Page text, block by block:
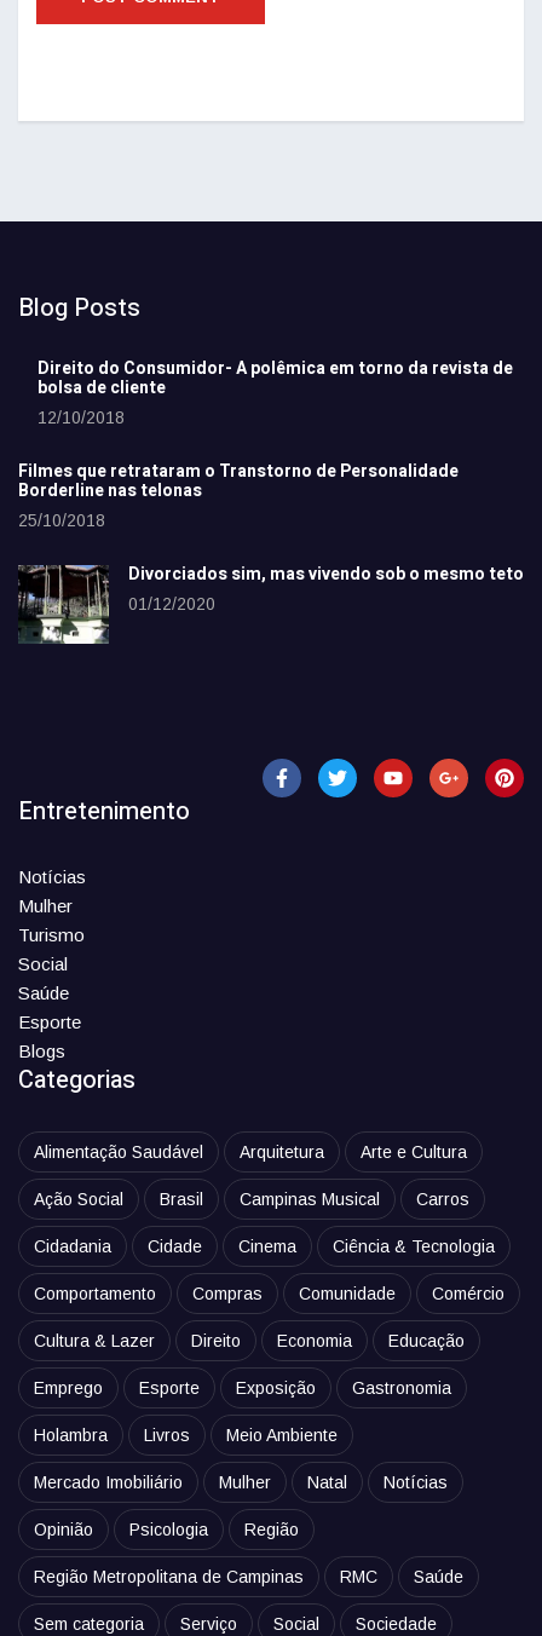
Blog Posts
Direito do Consumidor- A polêmica em torno da revista de
bolsa de cliente
12/10/2018
Filmes que retrataram o Transtorno de Personalidade
Borderline nas telonas
25/10/2018
Divorciados sim, mas vivendo sob o mesmo teto
01/12/2020
Entretenimento
Notícias
Mulher
Turismo
Social
Saúde
Esporte
Blogs
Categorias
Alimentação Saudável Arquitetura Arte e Cultura
Ação Social Brasil Campinas Musical Carros
Cidadania Cidade Cinema Ciência & Tecnologia
Comportamento Compras Comunidade Comércio
Cultura & Lazer Direito Economia Educação
Emprego Esporte Exposição Gastronomia
Holambra Livros Meio Ambiente
Mercado Imobiliário Mulher Natal Notícias
Opinião Psicologia Região
Região Metropolitana de Campinas RMC Saúde
Sem categoria Serviço Social Sociedade